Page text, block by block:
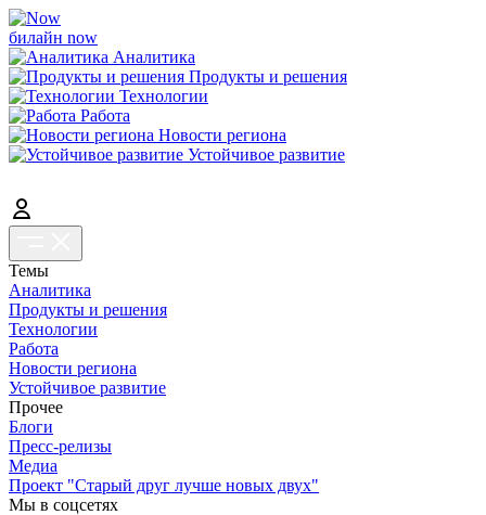
билайн now
Аналитика
Продукты и решения
Технологии
Работа
Новости региона
Устойчивое развитие
Темы
Аналитика
Продукты и решения
Технологии
Работа
Новости региона
Устойчивое развитие
Прочее
Блоги
Пресс-релизы
Медиа
Проект "Старый друг лучше новых двух"
Мы в соцсетях